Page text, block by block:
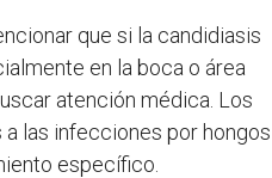
que si la candidiasis
en la boca o área
atención médica. Los
las infecciones por hongos
específico.